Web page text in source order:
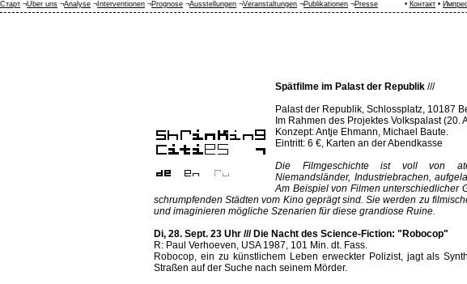
Spätfilme im Palast der Republik ///
Palast der Republik, Schlossplatz, 10187
Im Rahmen des Projektes Volkspalast (20.
Konzept: Antje Ehmann, Michael Baute.
Eintritt: 6 €, Karten an der Abendkasse
Die Filmgeschichte ist voll von
Niemandsländer, Industriebrachen,
Am Beispiel von Filmen unterschiedlicher
schrumpfenden Städten vom Kino geprägt sind. Sie werden zu
und imaginieren mögliche Szenarien für diese grandiose Ruine.
Di, 28. Sept. 23 Uhr /// Die Nacht des Science-Fiction: "Robocop"
R: Paul Verhoeven, USA 1987, 101 Min. dt. Fass.
Robocop, ein zu künstlichem Leben erweckter Polizist, jagt als
Straßen auf der Suche nach seinem Mörder.
Старт ¬Über uns ¬Analyse ¬ Interventionen ¬Prognose ¬Ausstellungen ¬Veranstaltungen ¬Publikationen ¬Presse • Контакт •